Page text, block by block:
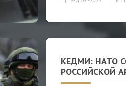
КЕДМИ: НАТО
РОССИЙСКОЙ